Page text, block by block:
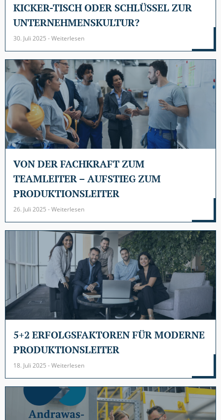
KICKER-TISCH ODER SCHLÜSSEL ZUR
UNTERNEHMENSKULTUR?
30. Juli 2025 - Weiterlesen
VON DER FACHKRAFT ZUM
TEAMLEITER – AUFSTIEG ZUM
PRODUKTIONSLEITER
26. Juli 2025 - Weiterlesen
5+2 ERFOLGSFAKTOREN FÜR MODERNE
PRODUKTIONSLEITER
18. Juli 2025 - Weiterlesen